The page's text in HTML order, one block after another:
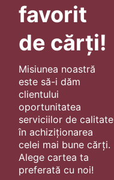
favorit
de cărți!
Misiunea noastră
este să-i dăm
clientului
oportunitatea
serviciilor de calitate
în achiziționarea
celei mai bune cărți.
Alege cartea ta
preferată cu noi!